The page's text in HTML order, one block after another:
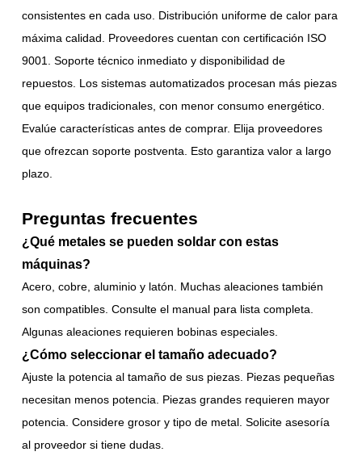
consistentes en cada uso. Distribución uniforme de calor para
máxima calidad. Proveedores cuentan con certificación ISO
9001. Soporte técnico inmediato y disponibilidad de
repuestos. Los sistemas automatizados procesan más piezas
que equipos tradicionales, con menor consumo energético.
Evalúe características antes de comprar. Elija proveedores
que ofrezcan soporte postventa. Esto garantiza valor a largo
plazo.
Preguntas frecuentes
¿Qué metales se pueden soldar con estas
máquinas?
Acero, cobre, aluminio y latón. Muchas aleaciones también
son compatibles. Consulte el manual para lista completa.
Algunas aleaciones requieren bobinas especiales.
¿Cómo seleccionar el tamaño adecuado?
Ajuste la potencia al tamaño de sus piezas. Piezas pequeñas
necesitan menos potencia. Piezas grandes requieren mayor
potencia. Considere grosor y tipo de metal. Solicite asesoría
al proveedor si tiene dudas.